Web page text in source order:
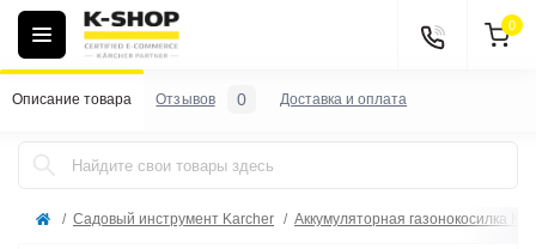
0
Садовый инструмент Karcher Аккумуляторная газонокосилка
Описание товара Отзывов 0 Доставка и оплата